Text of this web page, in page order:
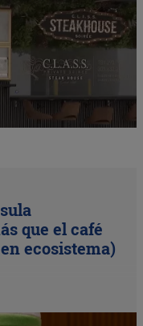
que el café
ecosistema)